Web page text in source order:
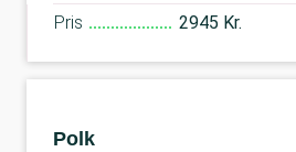
Pris 2945 Kr.
Polk